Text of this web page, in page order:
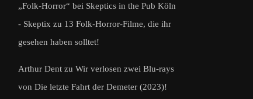
„Folk-Horror“ bei Skeptics in the Pub Köln
- Skeptix zu 13 Folk-Horror-Filme, die ihr
gesehen haben solltet!
Arthur Dent zu Wir verlosen zwei Blu-rays
von Die letzte Fahrt der Demeter (2023)!